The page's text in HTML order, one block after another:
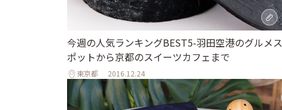
今週の人気ランキングBEST5-羽田空港のグルメス
ポットから京都のスイーツカフェまで
東京都 2016.12.24